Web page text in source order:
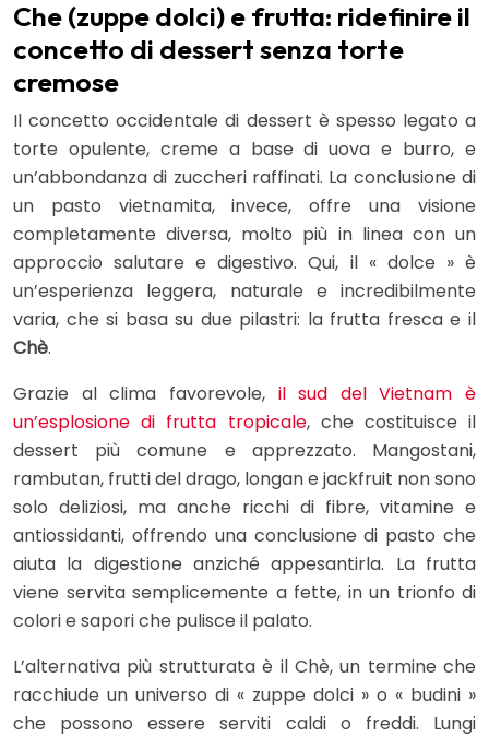
Che (zuppe dolci) e frutta: ridefinire il
concetto di dessert senza torte
cremose
Il concetto occidentale di dessert è spesso legato a
torte opulente, creme a base di uova e burro, e
un’abbondanza di zuccheri raffinati. La conclusione di
un pasto vietnamita, invece, offre una visione
completamente diversa, molto più in linea con un
approccio salutare e digestivo. Qui, il « dolce » è
un’esperienza leggera, naturale e incredibilmente
varia, che si basa su due pilastri: la frutta fresca e il
Chè.
Grazie al clima favorevole, il sud del Vietnam è
un’esplosione di frutta tropicale, che costituisce il
dessert più comune e apprezzato. Mangostani,
rambutan, frutti del drago, longan e jackfruit non sono
solo deliziosi, ma anche ricchi di fibre, vitamine e
antiossidanti, offrendo una conclusione di pasto che
aiuta la digestione anziché appesantirla. La frutta
viene servita semplicemente a fette, in un trionfo di
colori e sapori che pulisce il palato.
L’alternativa più strutturata è il Chè, un termine che
racchiude un universo di « zuppe dolci » o « budini »
che possono essere serviti caldi o freddi. Lungi